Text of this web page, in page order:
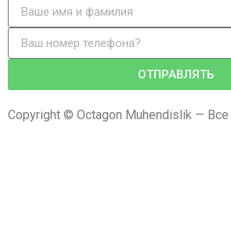
ОТПРАВЛЯТЬ
Copyright © Octagon Muhendislik —